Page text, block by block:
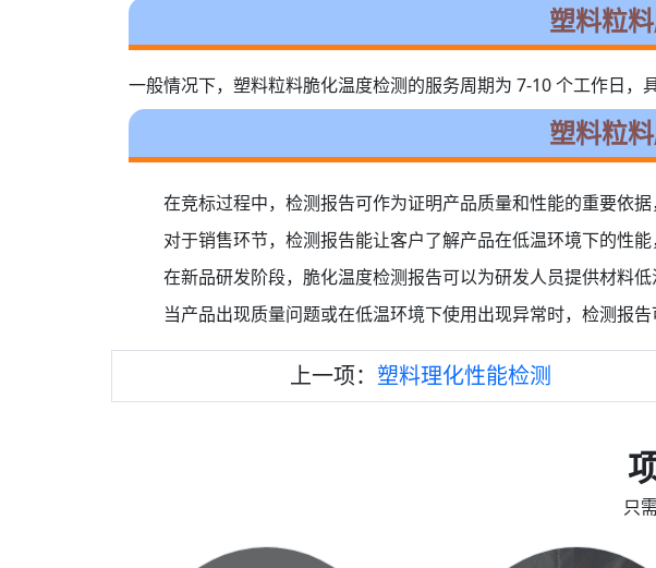
塑料粒
一般情况下，塑料粒料脆化温度检测的服务周期为 7-10 个工作日，
塑料粒
在竞标过程中，检测报告可作为证明产品质量和性能的重要依据
对于销售环节，检测报告能让客户了解产品在低温环境下的性
在新品研发阶段，脆化温度检测报告可以为研发人员提供材料
当产品出现质量问题或在低温环境下使用出现异常时，检测报
上一项： 塑料理化性能检测
只